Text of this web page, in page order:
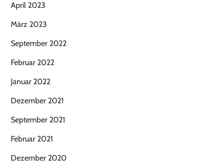
April 2023
März 2023
September 2022
Februar 2022
Januar 2022
Dezember 2021
September 2021
Februar 2021
Dezember 2020